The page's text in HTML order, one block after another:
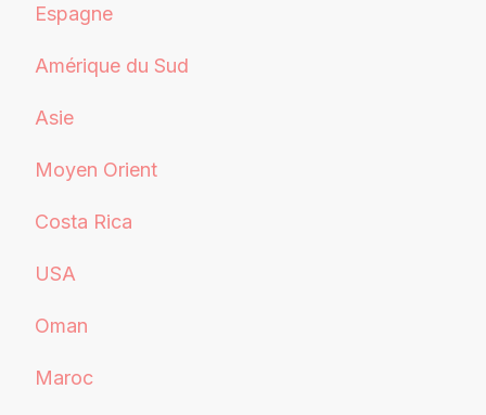
Espagne
Amérique du Sud
Asie
Moyen Orient
Costa Rica
USA
Oman
Maroc